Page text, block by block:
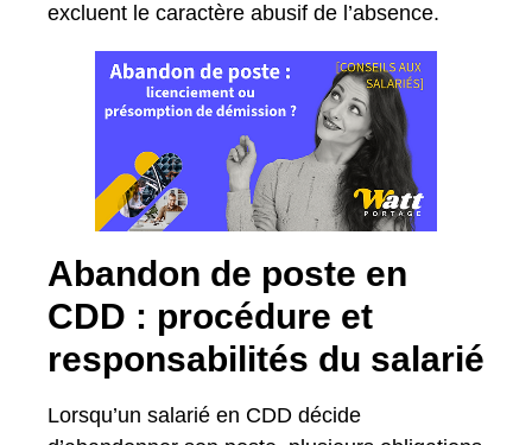
excluent le caractère abusif de l’absence.
Abandon de poste en
CDD : procédure et
responsabilités du salarié
Lorsqu’un salarié en CDD décide